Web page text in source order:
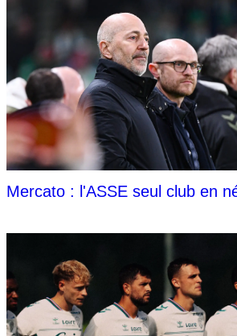
Mercato : l'ASSE seul club en